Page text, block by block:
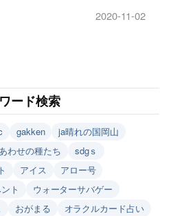
2020-11-02
ード検索
gakken
ja晴れの国岡山
わせの種たち
sdgｓ
アイス
アロー号
ト
ウォーターサバゲー
おがまる
オラクルカード占い